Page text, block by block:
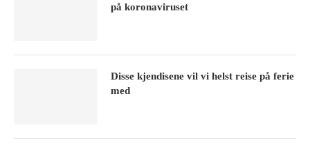
på koronaviruset
Disse kjendisene vil vi helst reise på ferie
med